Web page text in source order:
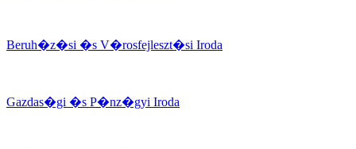
Beruh�z�si �s V�rosfejleszt�si Iroda
Gazdas�gi �s P�nz�gyi Iroda